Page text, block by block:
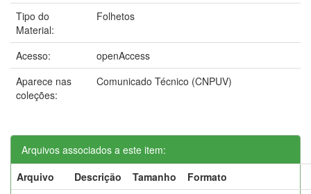
Tipo do
Material:
Folhetos
Acesso:
openAccess
Aparece nas
coleções:
Comunicado Técnico (CNPUV)
Arquivos associados a este item:
Arquivo
Descrição Tamanho
Formato